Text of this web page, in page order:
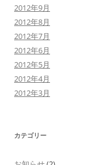
2012年9月
2012年8月
2012年7月
2012年6月
2012年5月
2012年4月
2012年3月
カテゴリー